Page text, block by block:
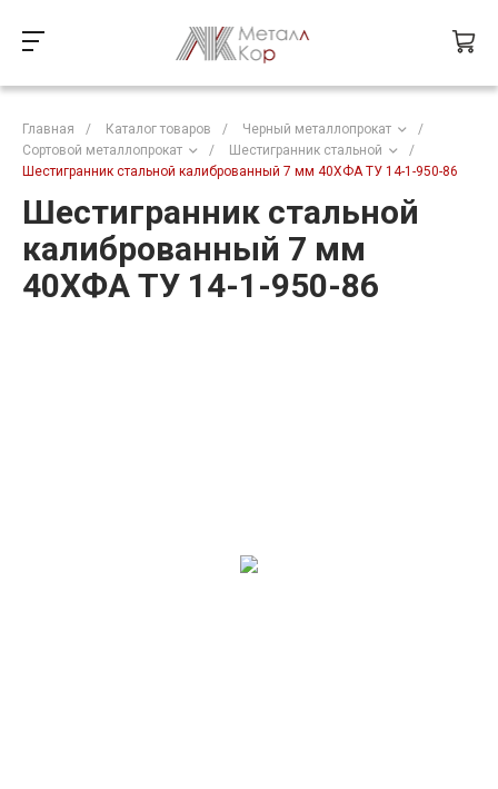
Главная / Каталог товаров / Черный металлопрокат
/
Сортовой металлопрокат
/ Шестигранник стальной
/
Шестигранник стальной калиброванный 7 мм 40ХФА ТУ 14-1-950-86
Шестигранник стальной
калиброванный 7 мм
40ХФА ТУ 14-1-950-86